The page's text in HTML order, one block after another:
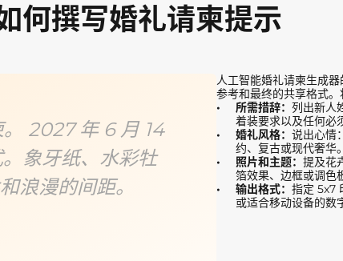
何撰写婚礼请柬提示
2027 年 6 月 14
象牙纸、水彩牡
浪漫的间距。
人工智能婚礼请柬生成
参考和最终的共享格式。
所需措辞： 列出新人
着装要求以及任何必
婚礼风格： 说出心情
约、复古或现代奢华。
照片和主题： 提及花
箔效果、边框或调色
输出格式： 指定 5x7
或适合移动设备的数